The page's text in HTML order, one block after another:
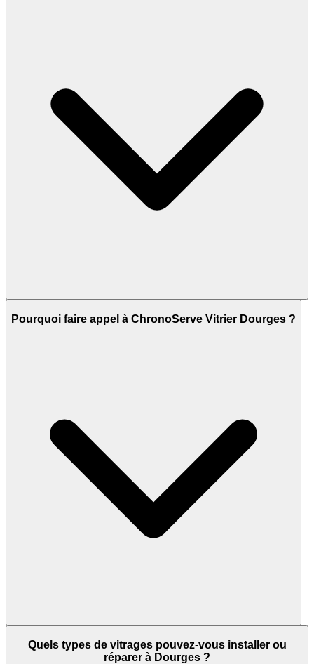
Pourquoi faire appel à ChronoServe Vitrier Dourges ?
Quels types de vitrages pouvez-vous installer ou
réparer à Dourges ?